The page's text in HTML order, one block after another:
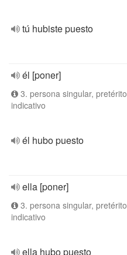
tú hubiste puesto
él [poner]
3. persona singular,
indicativo
él hubo puesto
ella [poner]
3. persona singular,
indicativo
ella hubo puesto